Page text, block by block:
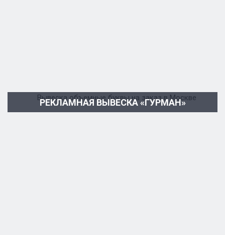
РЕКЛАМНАЯ ВЫВЕСКА «ГУРМАН»